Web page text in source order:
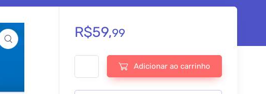
R$59,99
Agile Store Locator (Google Maps) For WordPress - v5.3.2
Adicionar ao carrinho